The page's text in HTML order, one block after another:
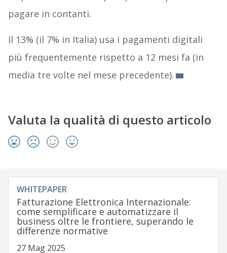
pagare in contanti.
Il 13% (il 7% in Italia) usa i pagamenti digitali
più frequentemente rispetto a 12 mesi fa (in
media tre volte nel mese precedente).
Valuta la qualità di questo articolo
WHITEPAPER
Fatturazione Elettronica Internazionale:
come semplificare e automatizzare il
business oltre le frontiere, superando le
differenze normative
27 Mag 2025